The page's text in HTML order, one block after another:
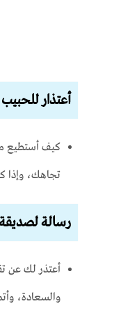
أعتذار للحبيب
كيف أستطيع
تجاهك، وإذا
رسالة
أعتذر لك عن
والسعادة،